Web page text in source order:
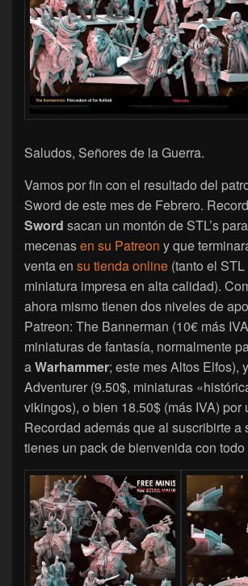
Saludos, Señores de la Guerra.
Vamos por fin con el resultado del
Sword de este mes de Febrero.
Sword sacan un montón de STL’s
mecenasen su Patreon y que
venta en su tienda online (tanto el
miniatura impresa en alta calidad).
ahora mismo tienen dos niveles de
Patreon: The Bannerman (10€ más
miniaturas de fantasía, normalmente
aWarhammer; este mes Altos Elfos),
Adventurer (9.50$, miniaturas
vikingos), o bien 18.50$ (más IVA) por
Recordad además que al suscribirte a
tienes un pack de bienvenida con todo